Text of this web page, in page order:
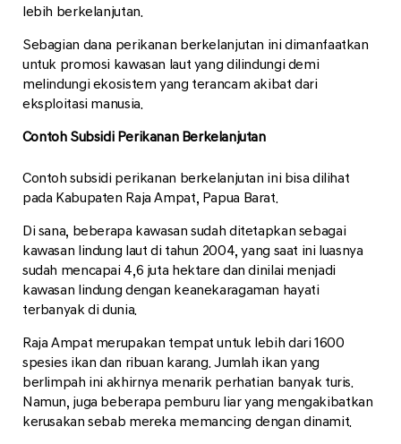
lebih berkelanjutan.
Sebagian dana perikanan berkelanjutan ini dimanfaatkan
untuk promosi kawasan laut yang dilindungi demi
melindungi ekosistem yang terancam akibat dari
eksploitasi manusia.
Contoh Subsidi Perikanan Berkelanjutan
Contoh subsidi perikanan berkelanjutan ini bisa dilihat
pada Kabupaten Raja Ampat, Papua Barat.
Di sana, beberapa kawasan sudah ditetapkan sebagai
kawasan lindung laut di tahun 2004, yang saat ini luasnya
sudah mencapai 4,6 juta hektare dan dinilai menjadi
kawasan lindung dengan keanekaragaman hayati
terbanyak di dunia.
Raja Ampat merupakan tempat untuk lebih dari 1600
spesies ikan dan ribuan karang. Jumlah ikan yang
berlimpah ini akhirnya menarik perhatian banyak turis.
Namun, juga beberapa pemburu liar yang mengakibatkan
kerusakan sebab mereka memancing dengan dinamit.